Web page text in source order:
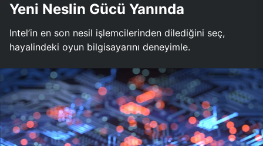
Yeni Neslin Gücü Yanında
Intel’in en son nesil işlemcilerinden dilediğini seç,
hayalindeki oyun bilgisayarını deneyimle.